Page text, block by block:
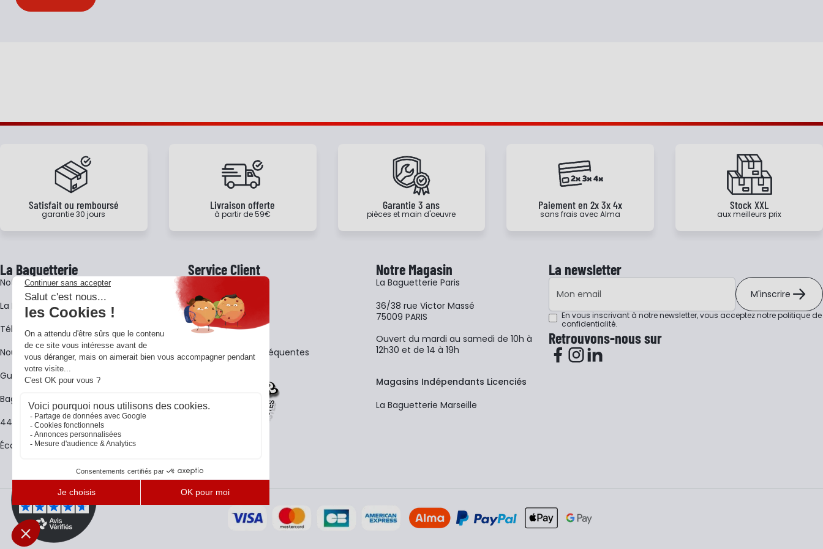
Satisfait ou remboursé
garantie 30 jours
Livraison offerte
à partir de 59€
Garantie 3 ans
pièces et main d'oeuvre
Paiement en 2x 3x 4x
sans frais avec Alma
Stock XXL
aux meilleurs prix
La Baguetterie
Notre histoire
La BagShow
​Télécharger le catalogue
Nous contacter
Guides La Baguetterie
Baguetterie Shop Online
44 ans de rencontres
Écoles
Service Client
Garantie 3 ans
CGV
FAQ - Questions Fréquentes
Notre Magasin
La Baguetterie Paris
36/38 rue Victor Massé
75009 PARIS
Ouvert du mardi au samedi de 10h à
12h30 et de 14 à 19h
Magasins Indépendants Licenciés
La Baguetterie Marseille
La newsletter
Adresse e-mail
M'inscrire
En vous inscrivant à notre newsletter, vous acceptez notrepolitique de
confidentialité.
Retrouvons-nous sur